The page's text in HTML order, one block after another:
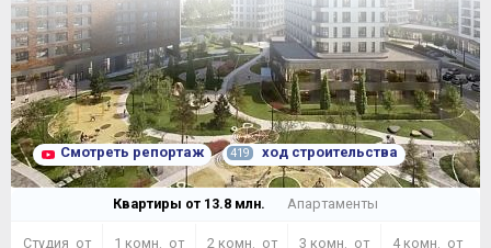
Смотреть репортаж 419 ход строительства
Квартиры от 13.8 млн.
Студия от
1 комн. от
2 комн. от
3 комн. от
4 комн. от
Апартаменты